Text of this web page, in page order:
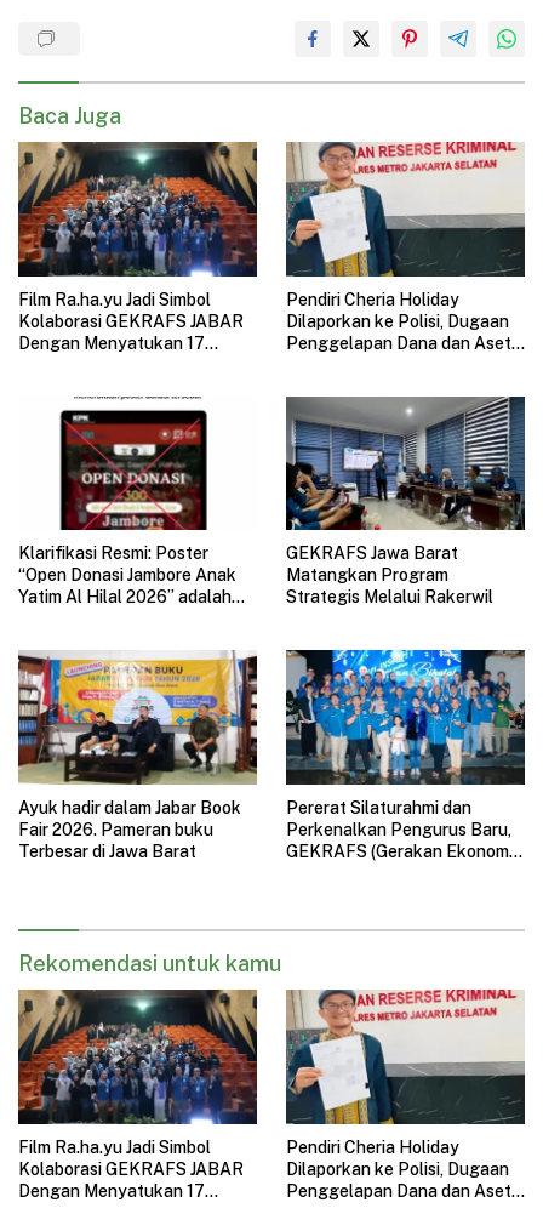
Baca Juga
Film Ra.ha.yu Jadi Simbol
Kolaborasi GEKRAFS JABAR
Dengan Menyatukan 17
Pendiri Cheria Holiday
Dilaporkan ke Polisi, Dugaan
Penggelapan Dana dan Aset
Klarifikasi Resmi: Poster
“Open Donasi Jambore Anak
Yatim Al Hilal 2026” adalah
GEKRAFS Jawa Barat
Matangkan Program
Strategis Melalui Rakerwil
Ayuk hadir dalam Jabar Book
Fair 2026. Pameran buku
Terbesar di Jawa Barat
Pererat Silaturahmi dan
Perkenalkan Pengurus Baru,
GEKRAFS (Gerakan Ekonomi
Rekomendasi untuk kamu
Film Ra.ha.yu Jadi Simbol
Kolaborasi GEKRAFS JABAR
Dengan Menyatukan 17
Pendiri Cheria Holiday
Dilaporkan ke Polisi, Dugaan
Penggelapan Dana dan Aset